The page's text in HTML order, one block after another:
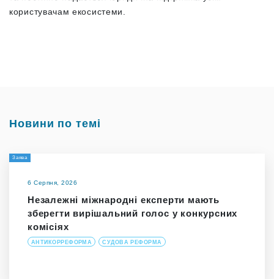
користувачам екосистеми.
Новини по темі
Заява
6 Серпня, 2026
Незалежні міжнародні експерти мають
зберегти вирішальний голос у конкурсних
комісіях
АНТИКОРРЕФОРМА СУДОВА РЕФОРМА